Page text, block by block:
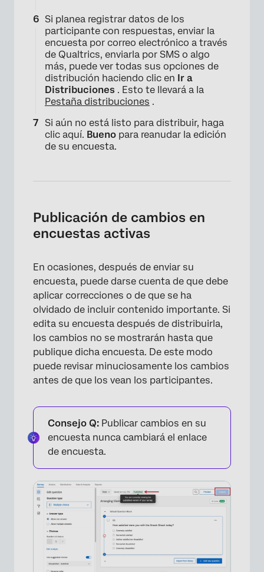
×
Si planea registrar datos de los
participante con respuestas, enviar la
encuesta por correo electrónico a través
de Qualtrics, enviarla por SMS o algo
más, puede ver todas sus opciones de
distribución haciendo clic en Ir a
Distribuciones . Esto te llevará a la
Pestaña distribuciones .
Si aún no está listo para distribuir, haga
clic aquí. Bueno para reanudar la edición
de su encuesta.
Publicación de cambios en
encuestas activas
En ocasiones, después de enviar su
encuesta, puede darse cuenta de que debe
aplicar correcciones o de que se ha
olvidado de incluir contenido importante. Si
edita su encuesta después de distribuirla,
los cambios no se mostrarán hasta que
publique dicha encuesta. De este modo
puede revisar minuciosamente los cambios
antes de que los vean los participantes.
Consejo Q: Publicar cambios en su
encuesta nunca cambiará el enlace
de encuesta.